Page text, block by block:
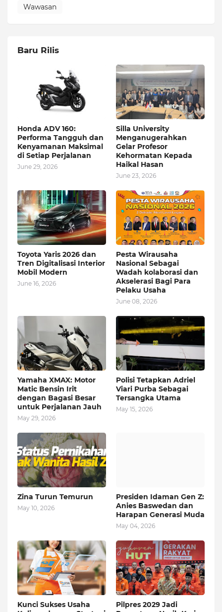
Wawasan
Baru Rilis
Honda ADV 160:
Performa Tangguh dan
Kenyamanan Maksimal
di Setiap Perjalanan
June 29, 2026
Silla University
Menganugerahkan
Gelar Profesor
Kehormatan Kepada
Haikal Hasan
June 23, 2026
Toyota Yaris 2026 dan
Tren Digitalisasi Interior
Mobil Modern
June 16, 2026
Pesta Wirausaha
Nasional Sebagai
Wadah kolaborasi dan
Akselerasi Bagi Para
Pelaku Usaha
June 08, 2026
Yamaha XMAX: Motor
Matic Bensin Irit
dengan Bagasi Besar
untuk Perjalanan Jauh
May 29, 2026
Polisi Tetapkan Adriel
Viari Purba Sebagai
Tersangka Utama
May 15, 2026
Zina Turun Temurun
May 10, 2026
Presiden Idaman Gen Z:
Anies Baswedan dan
Harapan Generasi Muda
May 04, 2026
Kunci Sukses Usaha
Pilpres 2029 Jadi